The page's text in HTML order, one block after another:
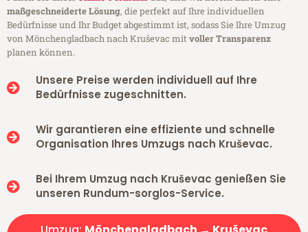
maßgeschneiderte Lösung, die perfekt auf Ihre individuellen
Bedürfnisse und Ihr Budget abgestimmt ist, sodass Sie Ihre Umzug
von Mönchengladbach nach Kruševac mitvoller Transparenz
planen können.
Unsere Preise werden individuell auf Ihre
Bedürfnisse zugeschnitten.
Wir garantieren eine effiziente und schnelle
Organisation Ihres Umzugs nach Kruševac.
Bei Ihrem Umzug nach Kruševac genießen Sie
unseren Rundum-sorglos-Service.